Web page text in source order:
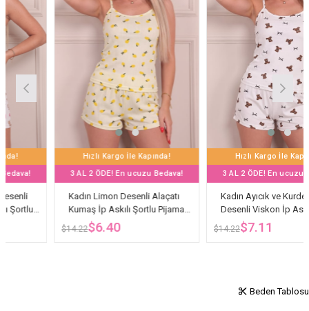
Kadın Limon Desenli Alaçatı
Kumaş İp Askılı Şortlu Pijama
$6.40
3 AL 2 ÖDE! En ucuzu Bedava!
Hızlı Kargo İle Kapında!
Kadın Ayıcık ve Kurdele
Desenli Viskon İp Askılı Şortlu
Pijama Takımı
$7.11
3 AL 2 ÖDE! En ucuzu Bedava!
Hızlı Kargo İle Kapında!
Beden Tablosu